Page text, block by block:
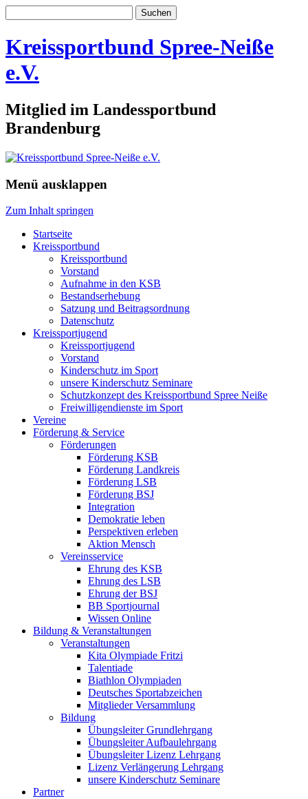
nach:
Kreissportbund Spree-Neiße
e.V.
Mitglied im Landessportbund
Brandenburg
Menü ausklappen
Zum Inhalt springen
Startseite
Kreissportbund
Kreissportbund
Vorstand
Aufnahme in den KSB
Bestandserhebung
Satzung und Beitragsordnung
Datenschutz
Kreissportjugend
Kreissportjugend
Vorstand
Kinderschutz im Sport
unsere Kinderschutz Seminare
Schutzkonzept des Kreissportbund Spree Neiße
Freiwilligendienste im Sport
Vereine
Förderung & Service
Förderungen
Förderung KSB
Förderung Landkreis
Förderung LSB
Förderung BSJ
Integration
Demokratie leben
Perspektiven erleben
Aktion Mensch
Vereinsservice
Ehrung des KSB
Ehrung des LSB
Ehrung der BSJ
BB Sportjournal
Wissen Online
Bildung & Veranstaltungen
Veranstaltungen
Kita Olympiade Fritzi
Talentiade
Biathlon Olympiaden
Deutsches Sportabzeichen
Mitglieder Versammlung
Bildung
Übungsleiter Grundlehrgang
Übungsleiter Aufbaulehrgang
Übungsleiter Lizenz Lehrgang
Lizenz Verlängerung Lehrgang
unsere Kinderschutz Seminare
Partner